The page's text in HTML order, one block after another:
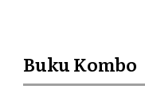
Buku Kombo